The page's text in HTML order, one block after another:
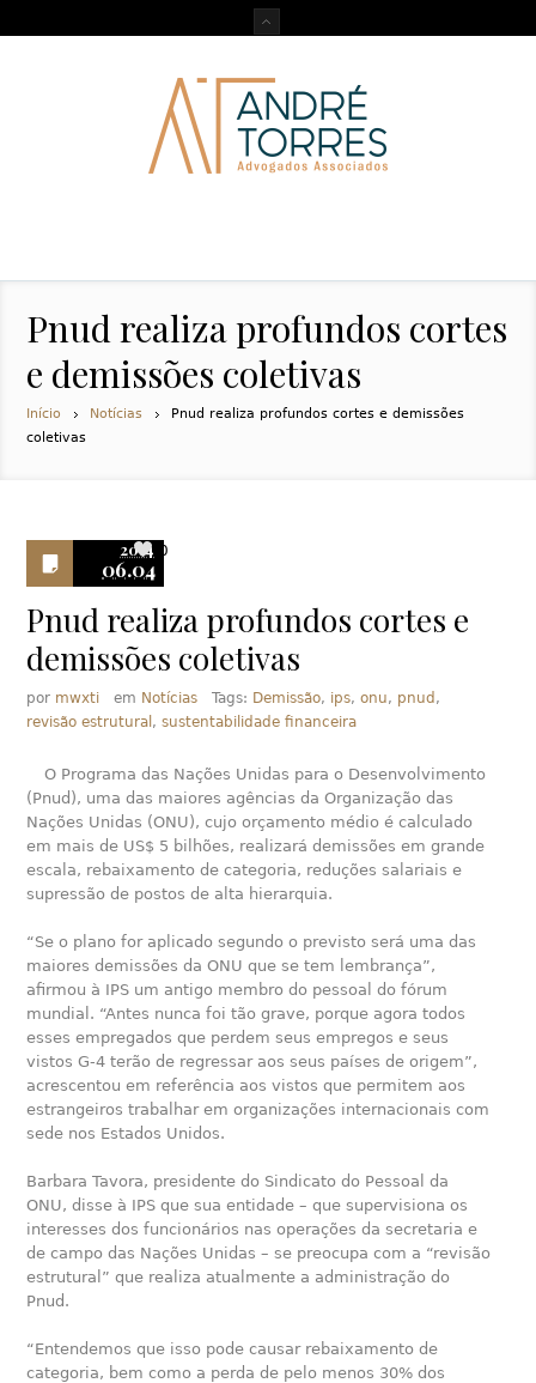
Pnud realiza profundos cortes
e demissões coletivas
Início Notícias
Pnud realiza profundos cortes e demissões
coletivas
2014
06.04
0
Pnud realiza profundos cortes e
demissões coletivas
por mwxti em Notícias Tags: Demissão, ips,onu, pnud ,
revisão estrutural ,sustentabilidade financeira
O Programa das Nações Unidas para o Desenvolvimento
(Pnud), uma das maiores agências da Organização das
Nações Unidas (ONU), cujo orçamento médio é calculado
em mais de US$ 5 bilhões, realizará demissões em grande
escala, rebaixamento de categoria, reduções salariais e
supressão de postos de alta hierarquia.
“Se o plano for aplicado segundo o previsto será uma das
maiores demissões da ONU que se tem lembrança”,
afirmou à IPS um antigo membro do pessoal do fórum
mundial. “Antes nunca foi tão grave, porque agora todos
esses empregados que perdem seus empregos e seus
vistos G-4 terão de regressar aos seus países de origem”,
acrescentou em referência aos vistos que permitem aos
estrangeiros trabalhar em organizações internacionais com
sede nos Estados Unidos.
Barbara Tavora, presidente do Sindicato do Pessoal da
ONU, disse à IPS que sua entidade – que supervisiona os
interesses dos funcionários nas operações da secretaria e
de campo das Nações Unidas – se preocupa com a “revisão
estrutural” que realiza atualmente a administração do
Pnud.
“Entendemos que isso pode causar rebaixamento de
categoria, bem como a perda de pelo menos 30% dos